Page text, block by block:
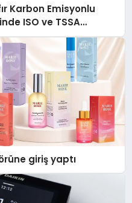
Karbon Emisyonlu
ISO ve TSSA
giriş yaptı